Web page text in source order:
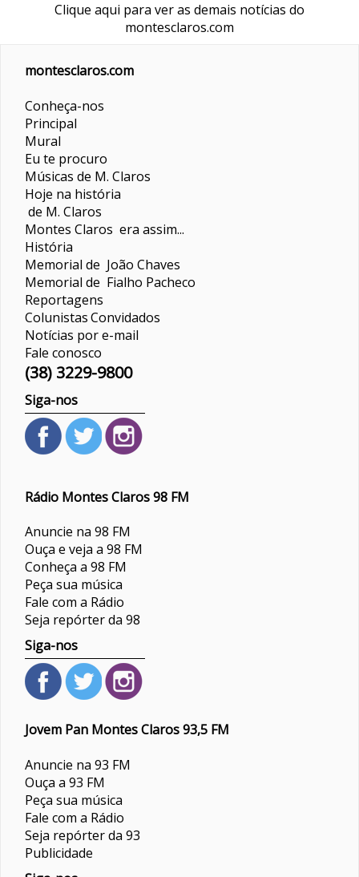
Clique aqui para ver as demais notícias do
montesclaros.com
montesclaros.com
Conheça-nos
Principal
Mural
Eu te procuro
Músicas de M. Claros
Hoje na história
de M. Claros
Montes Claros era assim...
História
Memorial de João Chaves
Memorial de Fialho Pacheco
Reportagens
ColunistasConvidados
Notícias por e-mail
Fale conosco
(38) 3229-9800
Siga-nos
Rádio Montes Claros 98 FM
Anuncie na 98 FM
Ouça e veja a 98 FM
Conheça a 98 FM
Peça sua música
Fale com a Rádio
Seja repórter da 98
Siga-nos
Jovem Pan Montes Claros 93,5 FM
Anuncie na 93 FM
Ouça a 93 FM
Peça sua música
Fale com a Rádio
Seja repórter da 93
Publicidade